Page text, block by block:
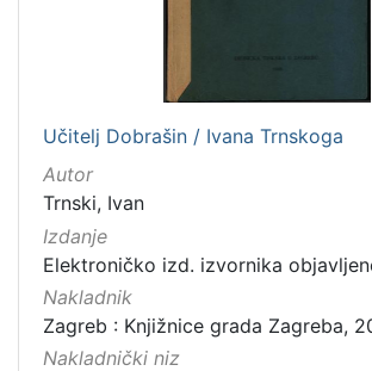
Učitelj Dobrašin / Ivana Trnskoga
Autor
Trnski, Ivan
Izdanje
Elektroničko izd. izvornika
Nakladnik
Zagreb : Knjižnice grada Zagreba,
Nakladnički niz